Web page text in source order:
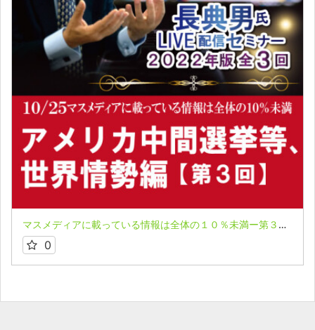
マスメディアに載っている情報は全体の１０％未満ー第３回：アメリカ中間選挙等、世界情勢編ー 長典男氏LIVE配信セミナー収録映像
0